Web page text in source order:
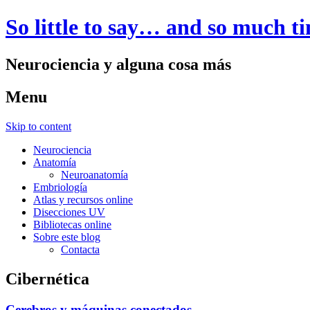
So little to say… and so much
Neurociencia y alguna cosa más
Menu
Skip to content
Neurociencia
Anatomía
Neuroanatomía
Embriología
Atlas y recursos online
Disecciones UV
Bibliotecas online
Sobre este blog
Contacta
Cibernética